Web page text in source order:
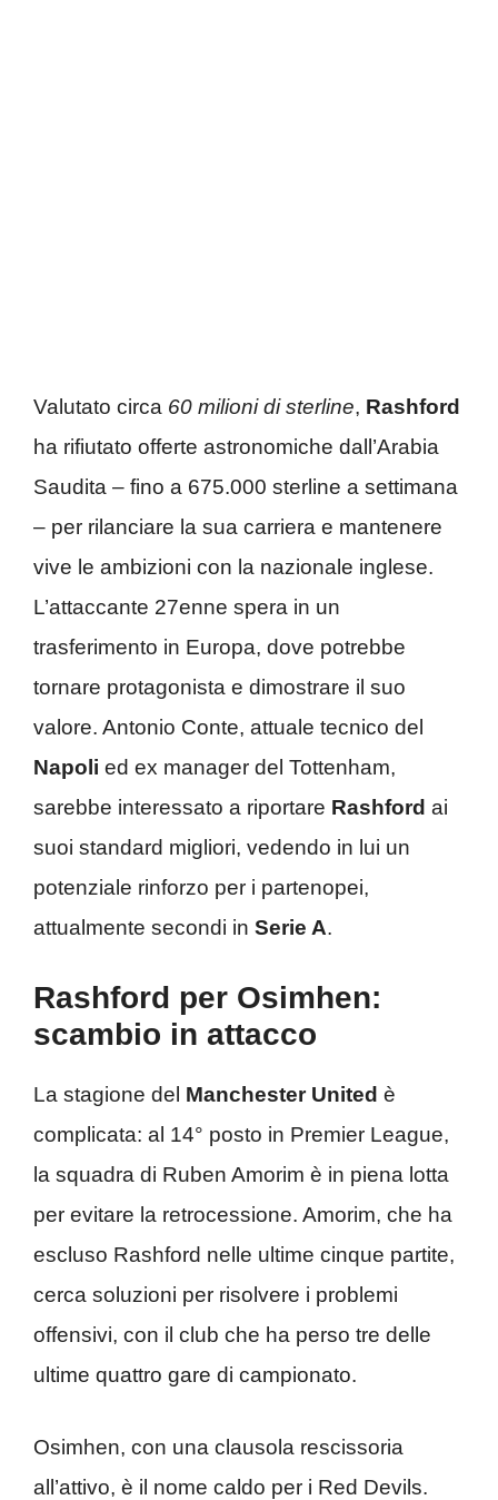
Valutato circa 60 milioni di sterline, Rashford
ha rifiutato offerte astronomiche dall’Arabia
Saudita – fino a 675.000 sterline a settimana
– per rilanciare la sua carriera e mantenere
vive le ambizioni con la nazionale inglese.
L’attaccante 27enne spera in un
trasferimento in Europa, dove potrebbe
tornare protagonista e dimostrare il suo
valore. Antonio Conte, attuale tecnico del
Napoli ed ex manager del Tottenham,
sarebbe interessato a riportare Rashford ai
suoi standard migliori, vedendo in lui un
potenziale rinforzo per i partenopei,
attualmente secondi in Serie A.
Rashford per Osimhen:
scambio in attacco
La stagione del Manchester United è
complicata: al 14° posto in Premier League,
la squadra di Ruben Amorim è in piena lotta
per evitare la retrocessione. Amorim, che ha
escluso Rashford nelle ultime cinque partite,
cerca soluzioni per risolvere i problemi
offensivi, con il club che ha perso tre delle
ultime quattro gare di campionato.
Osimhen, con una clausola rescissoria
all’attivo, è il nome caldo per i Red Devils.